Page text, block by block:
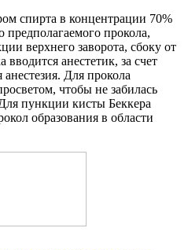
спирта в концентрации 70%
прокола,
верхнего заворота, сбоку от
анестетик, за счет
анестезия. Для прокола
чтобы не забилась
пункции кисты Беккера
образования в области